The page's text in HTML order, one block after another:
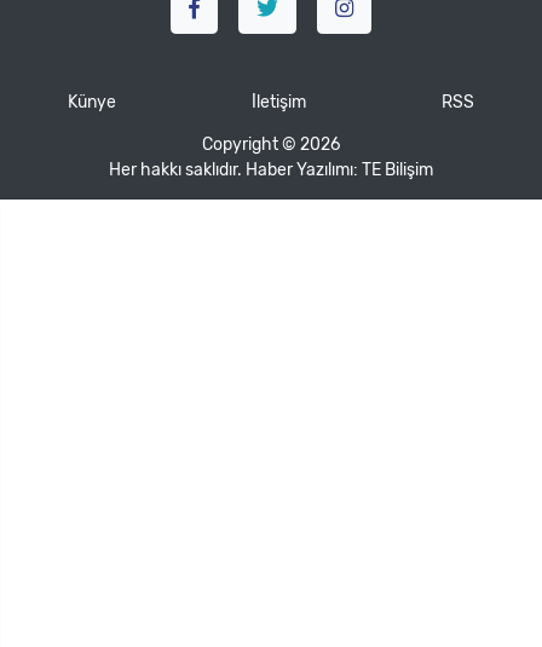
Künye İletişim RSS
Copyright © 2026
Her hakkı saklıdır. Haber Yazılımı: TE Bilişim